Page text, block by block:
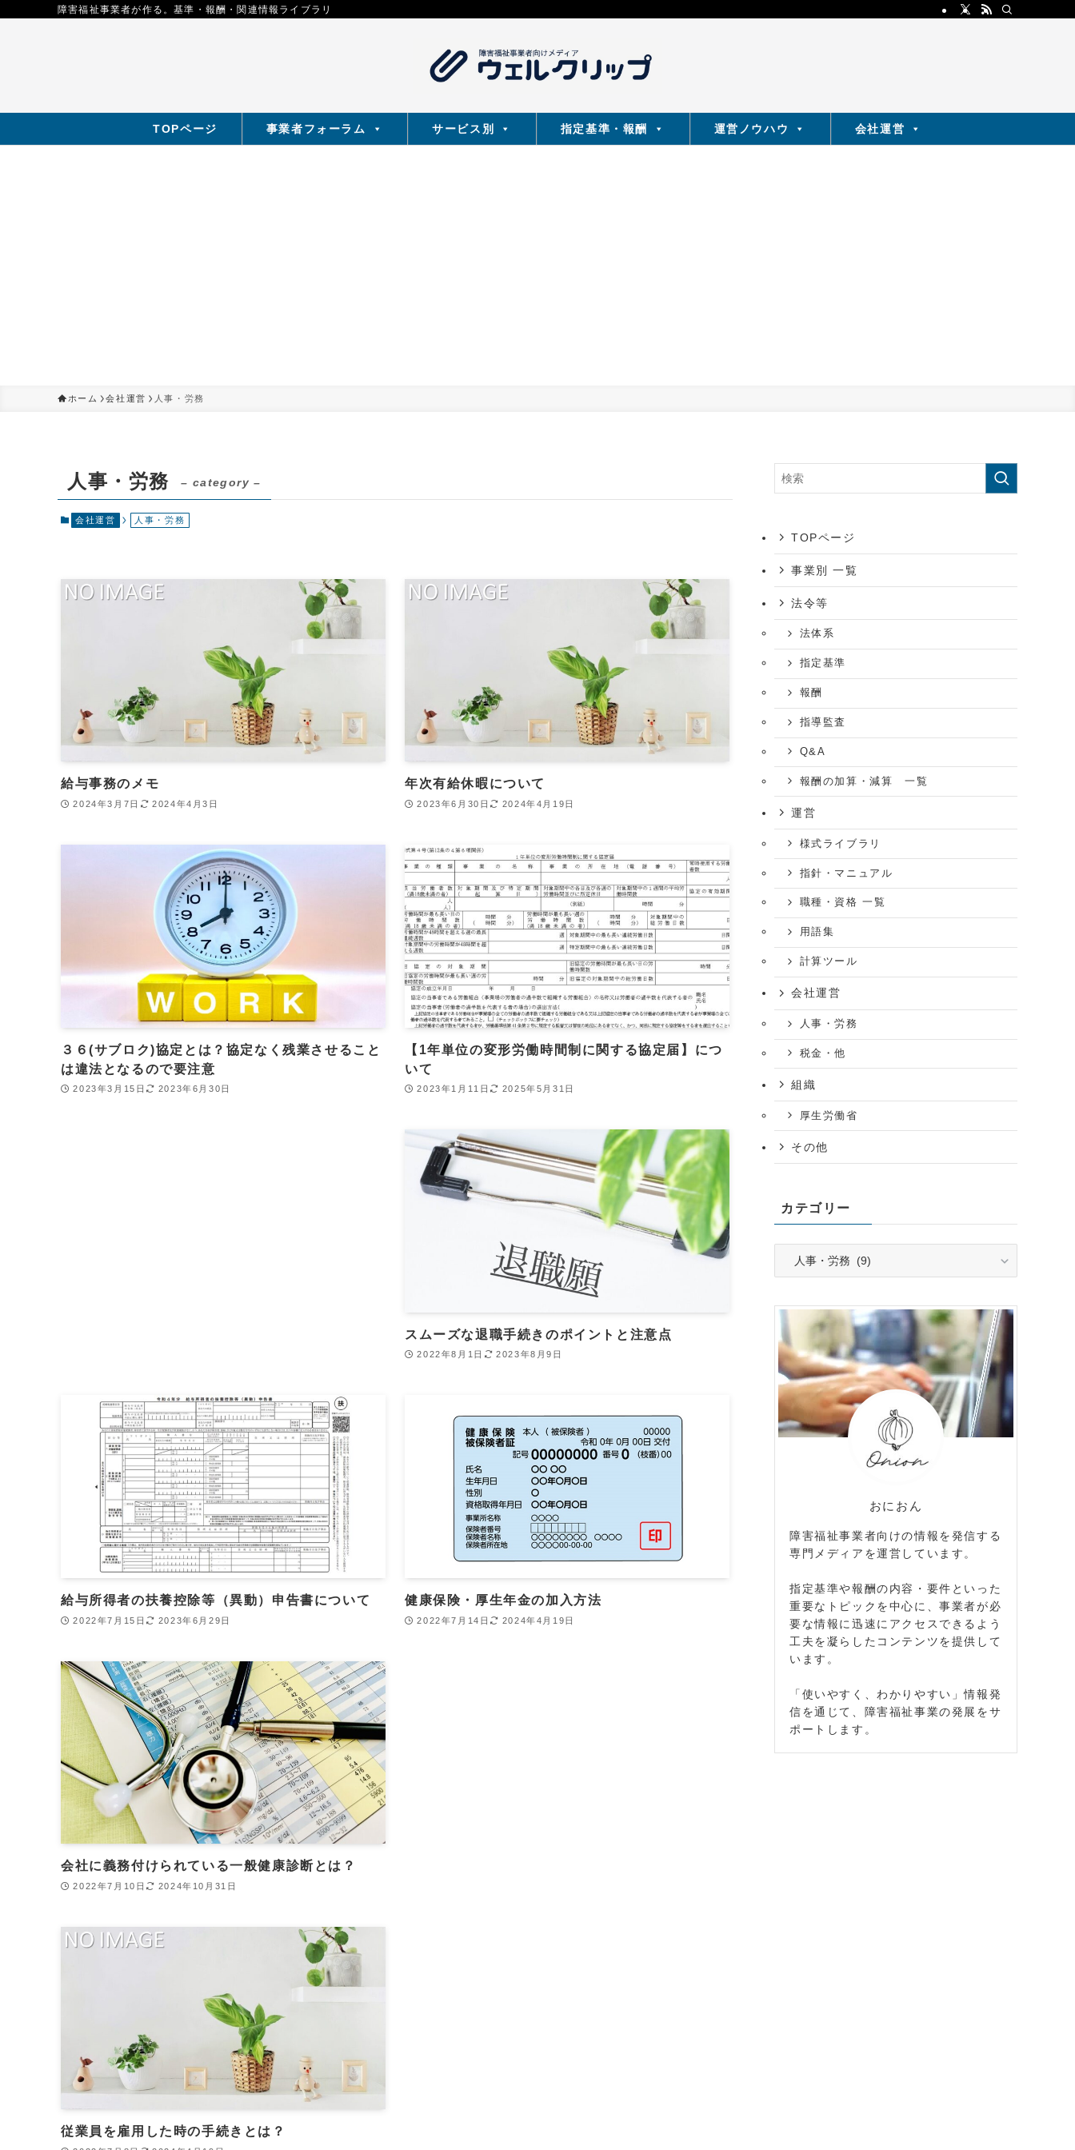
障害福祉事業者が作る。基準・報酬・関連情報ライブラリ
TOPページ 事業者フォーラム サービス別 指定基準・報酬 運営ノウハウ 会社運営
ホーム 会社運営 人事・労務
人事・労務 – category –
会社運営 人事・労務
給与事務のメモ
2024年3月7日 2024年4月3日
年次有給休暇について
2023年6月30日 2024年4月19日
３６(サブロク)協定とは？協定なく残業させること
は違法となるので要注意
2023年3月15日 2023年6月30日
【1年単位の変形労働時間制に関する協定届】につ
いて
2023年1月11日 2025年5月31日
スムーズな退職手続きのポイントと注意点
2022年8月1日 2023年8月9日
給与所得者の扶養控除等（異動）申告書について
2022年7月15日 2023年6月29日
健康保険・厚生年金の加入方法
2022年7月14日 2024年4月19日
会社に義務付けられている一般健康診断とは？
2022年7月10日 2024年10月31日
従業員を雇用した時の手続きとは？
TOPページ
事業別 一覧
法令等
法体系
指定基準
報酬
指導監査
Q&A
報酬の加算・減算 一覧
運営
様式ライブラリ
指針・マニュアル
職種・資格 一覧
用語集
計算ツール
会社運営
人事・労務
税金・他
組織
厚生労働省
その他
カテゴリー
リ
おにおん
障害福祉事業者向けの情報を発信する
専門メディアを運営しています。
指定基準や報酬の内容・要件といった
重要なトピックを中心に、事業者が必
要な情報に迅速にアクセスできるよう
工夫を凝らしたコンテンツを提供して
います。
「使いやすく、わかりやすい」情報発
信を通じて、障害福祉事業の発展をサ
ポートします。